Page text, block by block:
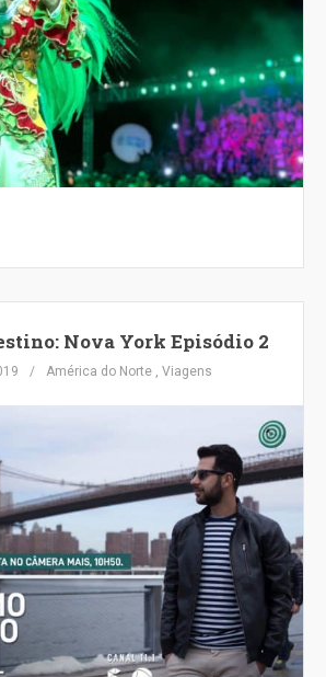
Nova York Episódio 2
América do Norte, Viagens